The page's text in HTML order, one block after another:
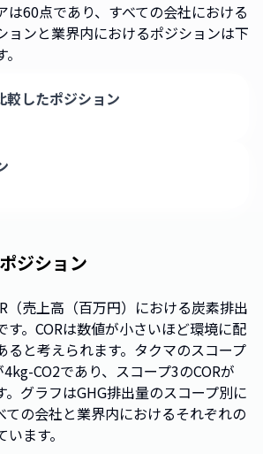
は60点であり、すべての会社における
ョンと業界内におけるポジションは下
較したポジション
ジション
（売上高（百万円）における炭素排出
す。CORは数値が小さいほど環境に配
ると考えられます。タクマのスコープ
CO2であり、スコープ3のCORが
。グラフはGHG排出量のスコープ別に
ての会社と業界内におけるそれぞれの
ます。